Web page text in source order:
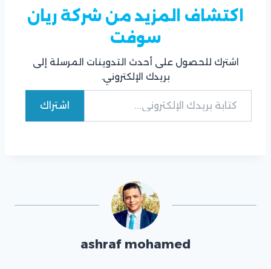
اكتشاف المزيد من شركة ريان
سوفت
اشترك للحصول على أحدث التدوينات المرسلة إلى
بريدك الإلكتروني.
كتابة بريدك الإلكتروني...
اشتراك
ashraf mohamed